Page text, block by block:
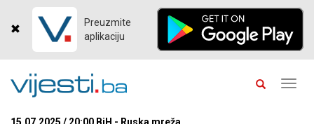
Preuzmite
aplikaciju
15.07.2025 / 20:00 BiH - Ruska mreža